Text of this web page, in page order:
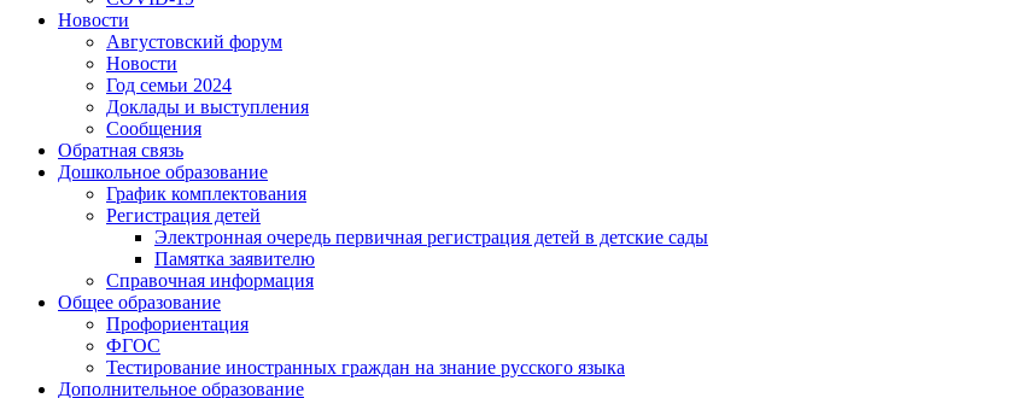
Новости
Августовский форум
Новости
Год семьи 2024
Доклады и выступления
Сообщения
Обратная связь
Дошкольное образование
График комплектования
Регистрация детей
Электронная очередь первичная регистрация детей в детские сады
Памятка заявителю
Справочная информация
Общее образование
Профориентация
ФГОС
Тестирование иностранных граждан на знание русского языка
Дополнительное образование